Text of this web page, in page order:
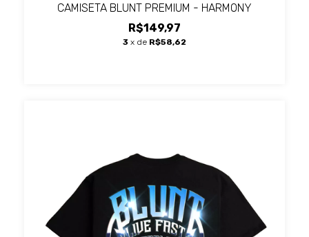
CAMISETA BLUNT PREMIUM - HARMONY
R$149,97
3 x de R$58,62